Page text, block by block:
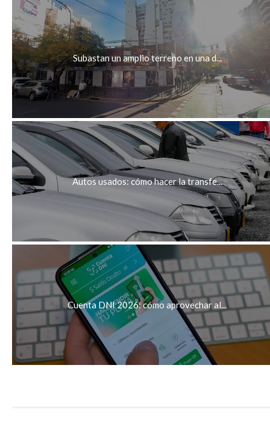
Subastan un amplio terreno en una d...
Autos usados: cómo hacer la transfe...
Cuenta DNI 2026: cómo aprovechar al...